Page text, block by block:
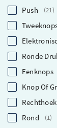
Push 21
Ronde
Eenknops
Knop Of
Rond 1